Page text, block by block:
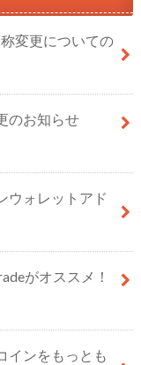
変更についての
のお知らせ
ウォレットアド
がオススメ！
インをもっとも